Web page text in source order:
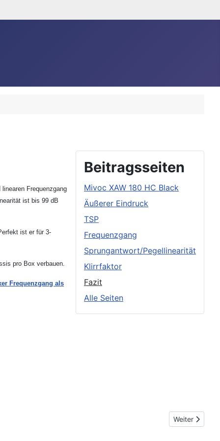
Beitragsseiten
Mivoc XAW 180 HC Black
Äußerer Eindruck
TSP
Frequenzgang
Sprungantwort/Pegellinearität
Klirrfaktor
Fazit
Alle Seiten
Frequenzgang
ist bis 99 dB
ist er für 3-
pro Box verbauen.
Frequenzgang als
Nächster
Weiter